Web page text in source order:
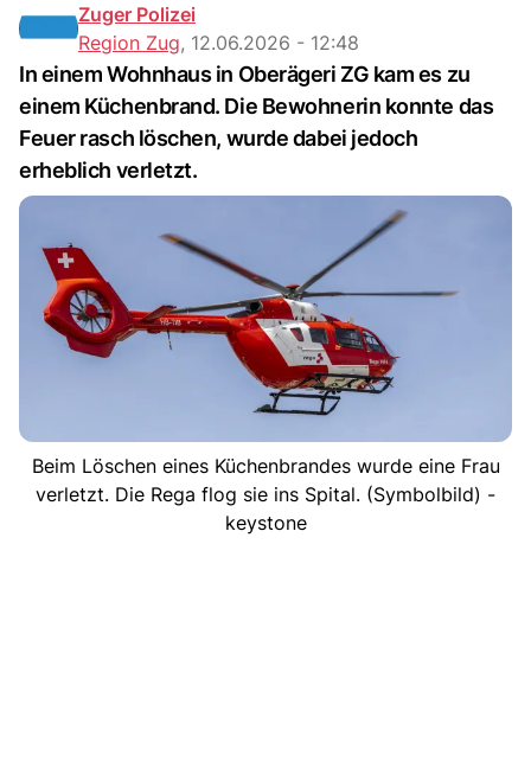
Zuger Polizei
Region Zug, 12.06.2026 - 12:48
In einem Wohnhaus in Oberägeri ZG kam es zu
einem Küchenbrand. Die Bewohnerin konnte das
Feuer rasch löschen, wurde dabei jedoch
erheblich verletzt.
Beim Löschen eines Küchenbrandes wurde eine Frau
verletzt. Die Rega flog sie ins Spital. (Symbolbild) -
keystone